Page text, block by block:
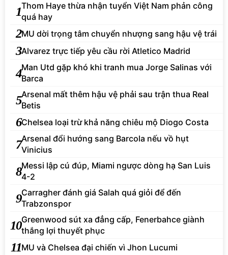
1Thom Haye thừa nhận tuyển Việt Nam phản công
quá hay
2MU dời trọng tâm chuyển nhượng sang hậu vệ trái
3Alvarez trực tiếp yêu cầu rời Atletico Madrid
4Man Utd gặp khó khi tranh mua Jorge Salinas với
Barca
5Arsenal mất thêm hậu vệ phải sau trận thua Real
Betis
6Chelsea loại trừ khả năng chiêu mộ Diogo Costa
7Arsenal đổi hướng sang Barcola nếu vồ hụt
Vinicius
8Messi lập cú đúp, Miami ngược dòng hạ San Luis
4-2
9Carragher đánh giá Salah quá giỏi để đến
Trabzonspor
10Greenwood sút xa đẳng cấp, Fenerbahce giành
thắng lợi thuyết phục
11MU và Chelsea đại chiến vì Jhon Lucumi